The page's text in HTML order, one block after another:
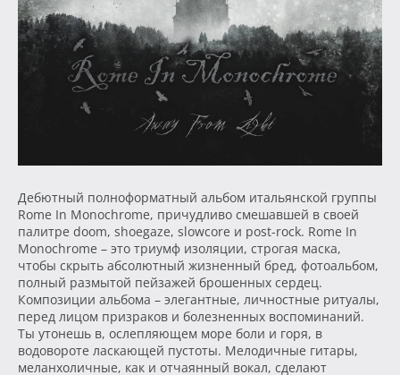
Дебютный полноформатный альбом итальянской группы
Rome In Monochrome, причудливо смешавшей в своей
палитре doom, shoegaze, slowcore и post-rock. Rome In
Monochrome – это триумф изоляции, строгая маска,
чтобы скрыть абсолютный жизненный бред, фотоальбом,
полный размытой пейзажей брошенных сердец.
Композиции альбома – элегантные, личностные ритуалы,
перед лицом призраков и болезненных воспоминаний.
Ты утонешь в, ослепляющем море боли и горя, в
водовороте ласкающей пустоты. Мелодичные гитары,
меланхоличные, как и отчаянный вокал, сделают